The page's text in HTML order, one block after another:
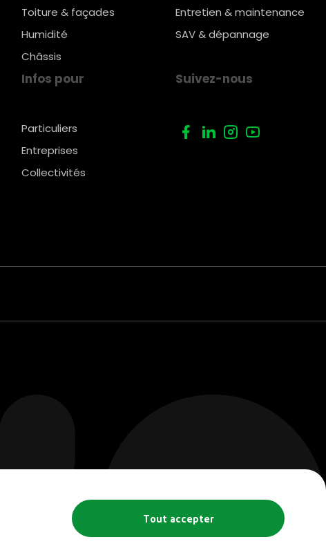
Tout accepter
Toiture & façades
Humidité
Châssis
Entretien & maintenance
SAV & dépannage
Infos pour
Particuliers
Entreprises
Collectivités
Suivez-nous